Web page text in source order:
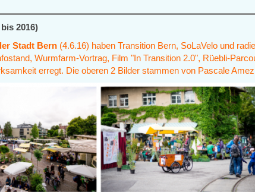
2016)
Stadt Bern (4.6.16) haben Transition Bern, SoLaVelo und
Wurmfarm-Vortrag, Film "In Transition 2.0", Rüebli-
erregt. Die oberen 2 Bilder stammen von Pascale